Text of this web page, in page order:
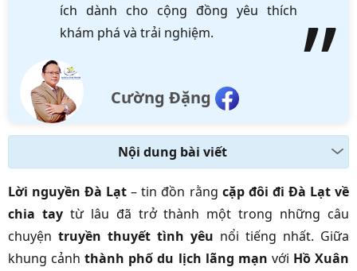
ích dành cho cộng đồng yêu thích
khám phá và trải nghiệm.
Cường Đặng
Nội dung bài viết
Lời nguyền Đà Lạt – tin đồn rằng cặp đôi đi Đà Lạt về
chia taytừ lâu đã trở thành một trong những câu
chuyện truyền thuyết tình yêu nổi tiếng nhất. Giữa
khung cảnhthành phố du lịch lãng mạn với Hồ Xuân